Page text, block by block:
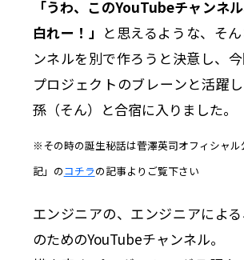
「うわ、このYouTubeチャンネ
白れー！」 と思えるような、そ
ンネルを別で作ろうと決意し、
プロジェクトのブレーンと活躍
孫（そん）と合宿に入りました。
※その時の誕生秘話は菅澤英司オフィシャル
記」のコチラの記事よりご覧下さい
エンジニアの、エンジニアによ
のためのYouTubeチャンネル。